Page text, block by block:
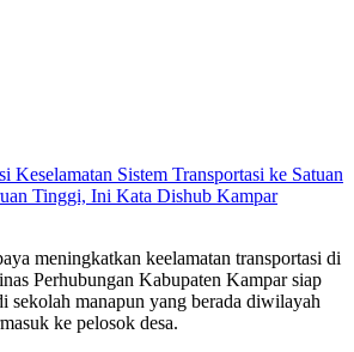
meningkatkan keelamatan transportasi di
Perhubungan Kabupaten Kampar siap
sekolah manapun yang berada diwilayah
ke pelosok desa.